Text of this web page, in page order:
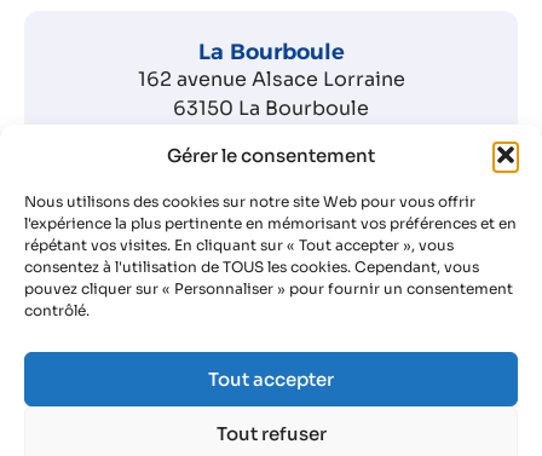
Gérer le consentement
Nous utilisons des cookies sur notre site Web pour vous offrir
l'expérience la plus pertinente en mémorisant vos préférences et en
répétant vos visites. En cliquant sur « Tout accepter », vous
consentez à l'utilisation de TOUS les cookies. Cependant, vous
pouvez cliquer sur « Personnaliser » pour fournir un consentement
contrôlé.
Tout accepter
Tout refuser
La Bourboule
162 avenue Alsace Lorraine
63150 La Bourboule
Brioude
22 avenue de la Gare
43101 Brioude
Langeac
Zone de la Bourzède